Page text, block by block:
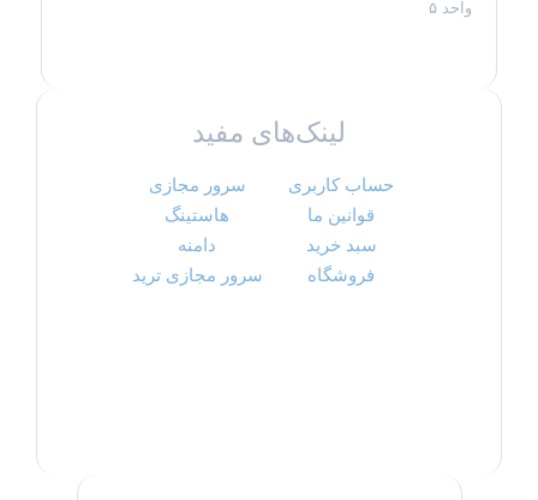
واحد ۵
لینک‌های مفید
حساب کاربری
قوانین ما
سبد خرید
فروشگاه
سرور مجازی
هاستینگ
دامنه
سرور مجازی ترید